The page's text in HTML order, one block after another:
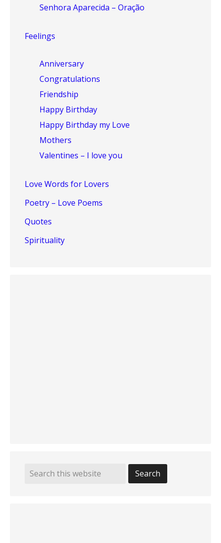
Senhora Aparecida – Oração
Feelings
Anniversary
Congratulations
Friendship
Happy Birthday
Happy Birthday my Love
Mothers
Valentines – I love you
Love Words for Lovers
Poetry – Love Poems
Quotes
Spirituality